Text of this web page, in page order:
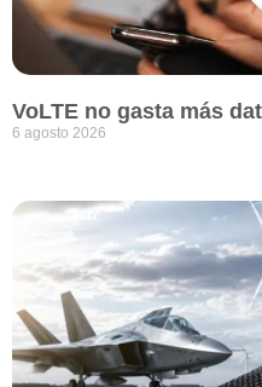
VoLTE no gasta más
6 agosto 2026